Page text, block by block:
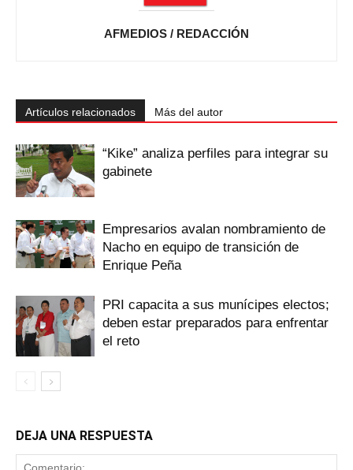
AFMEDIOS / REDACCIÓN
Artículos relacionados Más del autor
“Kike” analiza perfiles para integrar su
gabinete
Empresarios avalan nombramiento de
Nacho en equipo de transición de
Enrique Peña
PRI capacita a sus munícipes electos;
deben estar preparados para enfrentar
el reto
DEJA UNA RESPUESTA